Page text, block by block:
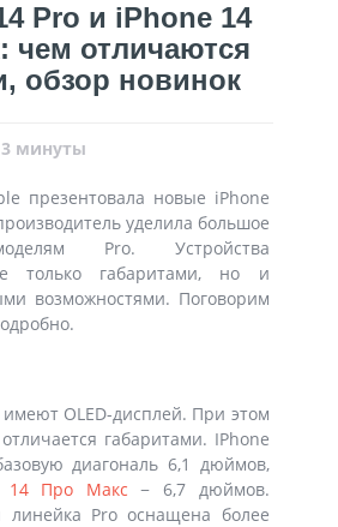
Pro и iPhone 14
чем отличаются
обзор новинок
минуты
презентовала новые iPhone
уделила большое
Pro. Устройства
только габаритами, но и
возможностями. Поговорим
OLED-дисплей. При этом
габаритами. IPhone
диагональ 6,1 дюймов,
14 Про Макс − 6,7 дюймов.
линейка Pro оснащена более